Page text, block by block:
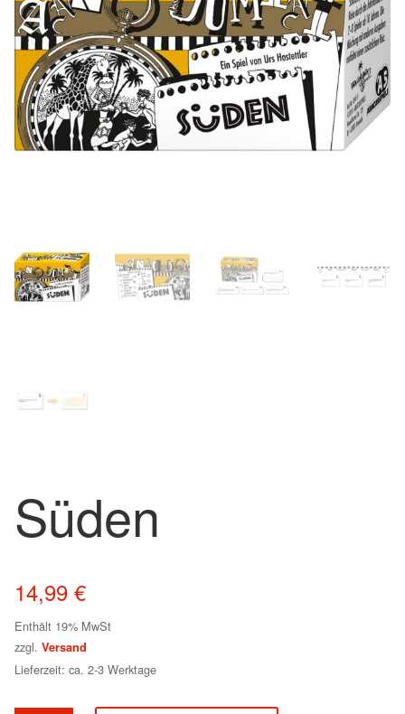
Süden
14,99 €
Enthält 19% MwSt
zzgl. Versand
Lieferzeit: ca. 2-3 Werktage